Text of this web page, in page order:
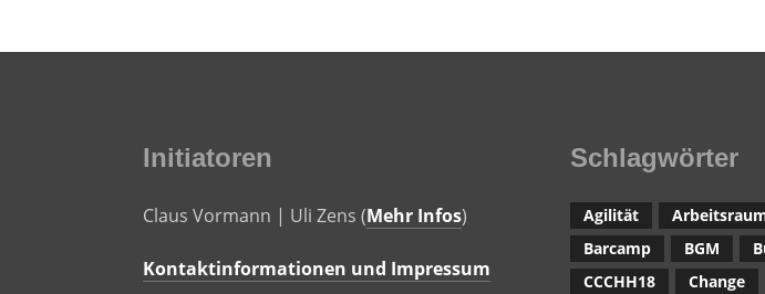
Initiatoren
Claus Vormann | Uli Zens (Mehr Infos)
Kontaktinformationen und Impressum
Schlagwörter
Agilität
Barcamp
BGM
CCCHH18
Change